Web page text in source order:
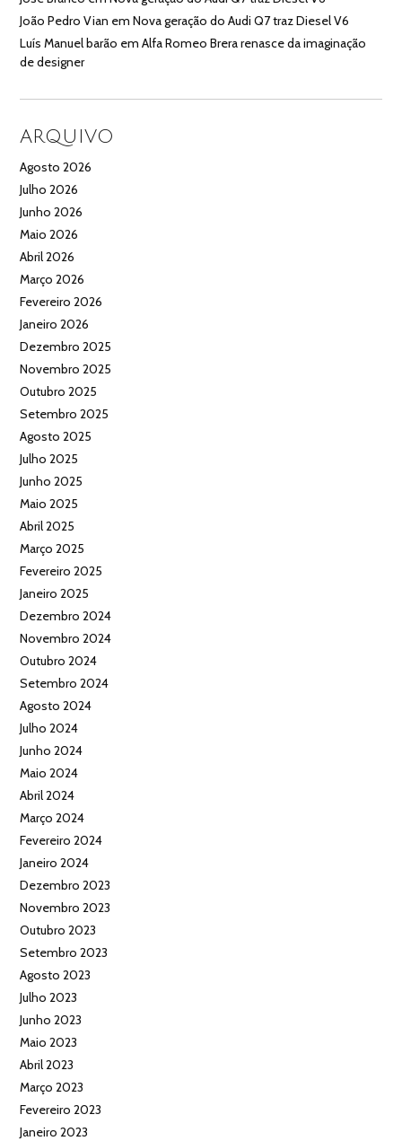
João Pedro Vian emNova geração do Audi Q7 traz Diesel V6
Luís Manuel barão emAlfa Romeo Brera renasce da imaginação
de designer
ARQUIVO
Agosto 2026
Julho 2026
Junho 2026
Maio 2026
Abril 2026
Março 2026
Fevereiro 2026
Janeiro 2026
Dezembro 2025
Novembro 2025
Outubro 2025
Setembro 2025
Agosto 2025
Julho 2025
Junho 2025
Maio 2025
Abril 2025
Março 2025
Fevereiro 2025
Janeiro 2025
Dezembro 2024
Novembro 2024
Outubro 2024
Setembro 2024
Agosto 2024
Julho 2024
Junho 2024
Maio 2024
Abril 2024
Março 2024
Fevereiro 2024
Janeiro 2024
Dezembro 2023
Novembro 2023
Outubro 2023
Setembro 2023
Agosto 2023
Julho 2023
Junho 2023
Maio 2023
Abril 2023
Março 2023
Fevereiro 2023
Janeiro 2023